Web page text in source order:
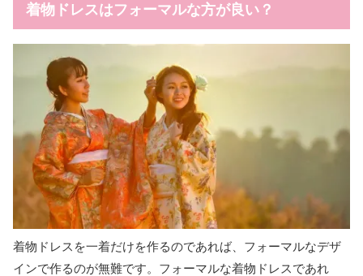
着物ドレスはフォーマルな方が良い？
着物ドレスを一着だけを作るのであれば、フォーマルなデザ
インで作るのが無難です。フォーマルな着物ドレスであれ